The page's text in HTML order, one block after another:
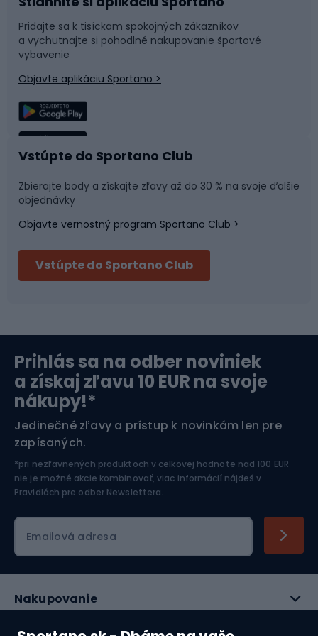
Príslušenstvo k bicyklom
Časti bicyklov
Rybolov
Športová medicína
Bushcraft
Bikepacking
Orientačný beh
Sane a kĺzačky
Snowboard
Plávanie
Tímové športy
Fitness a posilňovňa
Cyklistické prilby
Lyžovanie
Športová elektronika
Jazdectvo
Pridajte sa k tisíckam spokojných zákazníkov
a vychutnajte si pohodlné nakupovanie športové
vybavenie
Objavte aplikáciu Sportano >
Vstúpte do Sportano Club
Zbierajte body a získajte zľavy až do 30 % na svoje ďalšie
objednávky
Objavte vernostný program Sportano Club >
Vstúpte do Sportano Club
Prihlás sa na odber noviniek
a získaj zľavu 10 EUR na svoje
nákupy!*
Jedinečné zľavy a prístup k novinkám len pre
zapísaných.
*pri nezľavnených produktoch v celkovej hodnote nad 100 EUR
nie je možné akcie kombinovať, viac informácií nájdeš v
Pravidlách pre odber Newslettera.
Emailová adresa
Nakupovanie